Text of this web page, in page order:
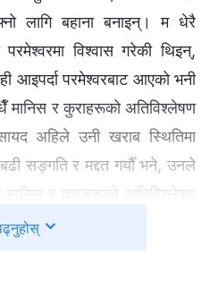
लागि बहाना बनाइन्। म धेरै
विश्वास गरेकी थिइन्,
परमेश्‍वरबाट आएको भनी
मानिस र कुराहरूको अतिविश्लेषण
अहिले उनी खराब स्थितिमा
सङ्गति र मद्दत गर्यौँ भने, उनले
मानिस र कुराहरूको अतिविश्लेषण
राम्ररी मिलेर काम गर्न